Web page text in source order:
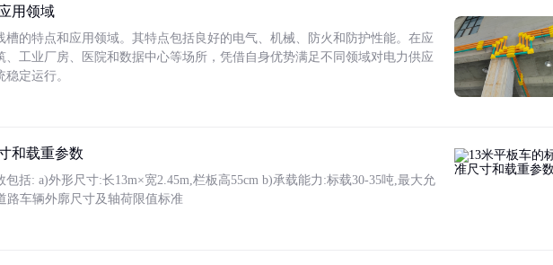
用领域
槽的特点和应用领域。其特点包括良好的电气、机械、防火和防护性能。在应
、工业厂房、医院和数据中心等场所，凭借自身优势满足不同领域对电力供应
定运行。
和载重参数
包括: a)外形尺寸:长13m×宽2.45m,栏板高55cm b)承载能力:标载30-35吨,最大允
路车辆外廓尺寸及轴荷限值标准